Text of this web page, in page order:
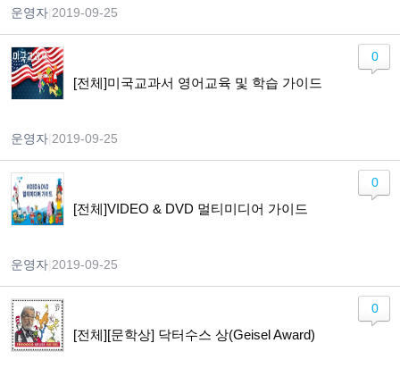
운영자 2019-09-25
[전체]미국교과서 영어교육 및 학습 가이드
운영자 2019-09-25
0
[전체]VIDEO & DVD 멀티미디어 가이드
운영자 2019-09-25
0
[전체][문학상] 닥터수스 상(Geisel Award)
0